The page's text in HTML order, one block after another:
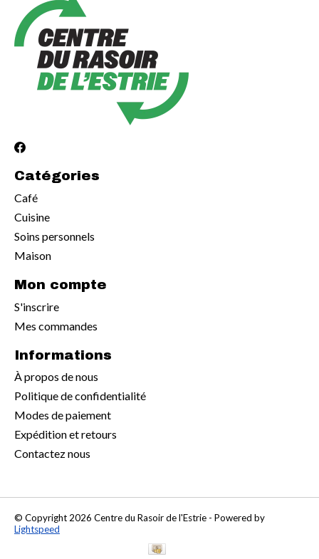
Catégories
Café
Cuisine
Soins personnels
Maison
Mon compte
S'inscrire
Mes commandes
Informations
À propos de nous
Politique de confidentialité
Modes de paiement
Expédition et retours
Contactez nous
© Copyright 2026 Centre du Rasoir de l'Estrie - Powered by
Lightspeed